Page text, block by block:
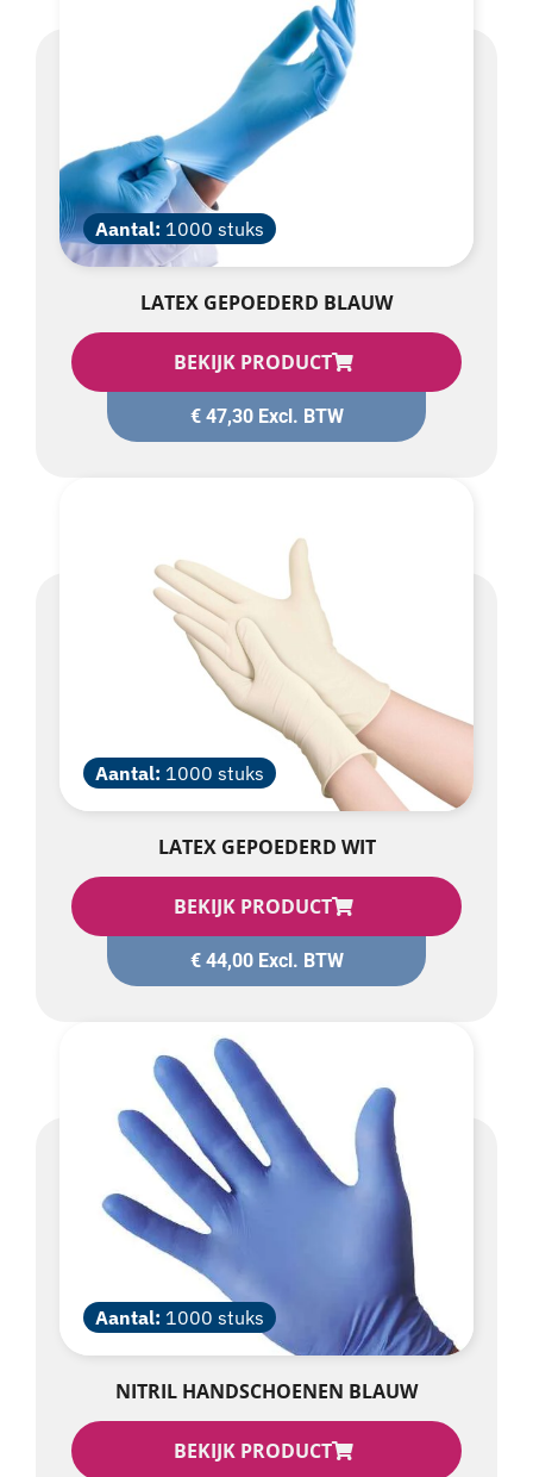
Aantal: 1000 stuks
LATEX GEPOEDERD BLAUW
BEKIJK PRODUCT
€47,30Excl. BTW
Aantal: 1000 stuks
LATEX GEPOEDERD WIT
BEKIJK PRODUCT
€44,00Excl. BTW
Aantal: 1000 stuks
NITRIL HANDSCHOENEN BLAUW
BEKIJK PRODUCT